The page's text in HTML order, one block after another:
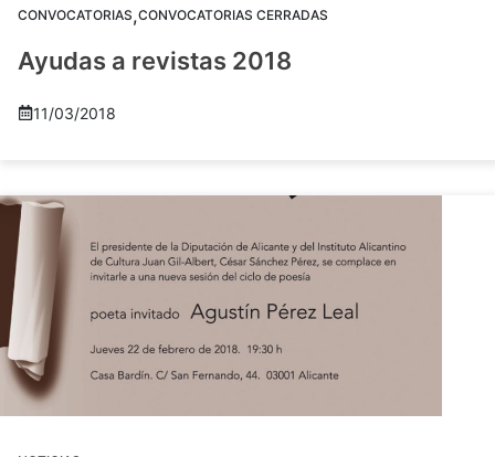
CONVOCATORIAS,CONVOCATORIAS CERRADAS
Ayudas a revistas 2018
11/03/2018